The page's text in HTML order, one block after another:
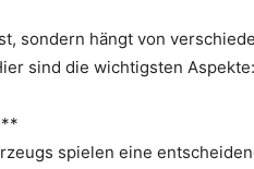
sondern hängt von
sind die wichtigsten Aspekte:
spielen eine